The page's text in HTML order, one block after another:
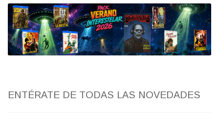
artwork
fantaterror
Jesús Franco
ENTÉRATE DE TODAS LAS NOVEDADES